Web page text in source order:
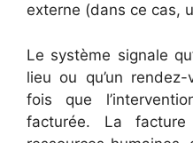
externe (dans ce cas,
Le système signale
lieu ou qu’un
fois que
facturée. La